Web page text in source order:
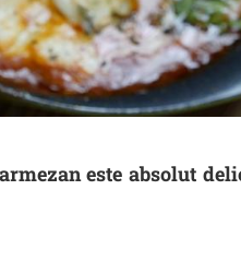
este absolut